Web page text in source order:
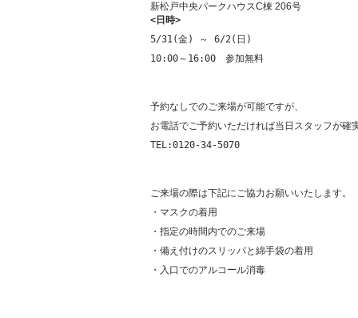
新松戸中央パークハウスC棟 206号
<日時>
5/31(金) ～ 6/2(日)
10:00～16:00　参加無料
予約なしでのご来場が可能ですが、
お電話でご予約いただければ当日スタッフが確
TEL:0120-34-5070
ご来場の際は下記にご協力お願いいたします。
・マスクの着用
・指定の時間内でのご来場
・備え付けのスリッパと綿手袋の着用
・入口でのアルコール消毒